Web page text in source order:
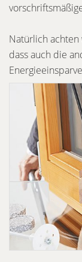
Natürlich achten
dass auch die